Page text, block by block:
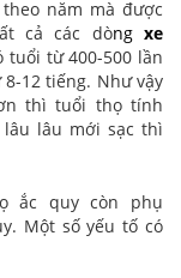
năm mà được
cả các dòngxe
tuổi từ 400-500 lần
12 tiếng. Như vậy
thì tuổi thọ tính
lâu mới sạc thì
ắc quy còn phụ
Một số yếu tố có